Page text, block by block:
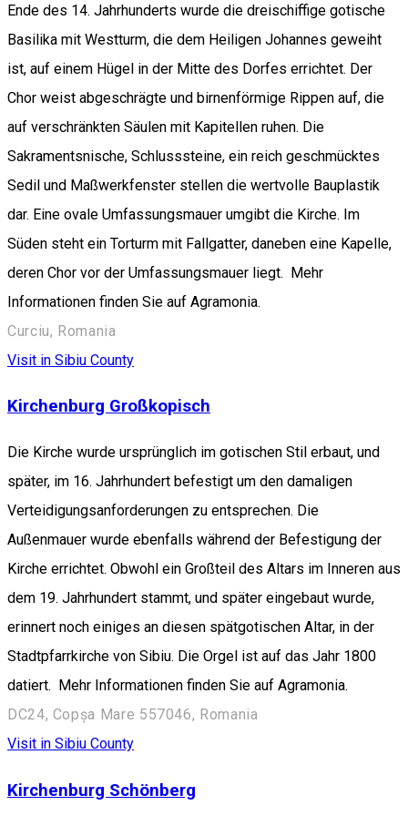
Ende des 14. Jahrhunderts wurde die dreischiffige gotische
Basilika mit Westturm, die dem Heiligen Johannes geweiht
ist, auf einem Hügel in der Mitte des Dorfes errichtet. Der
Chor weist abgeschrägte und birnenförmige Rippen auf, die
auf verschränkten Säulen mit Kapitellen ruhen. Die
Sakramentsnische, Schlusssteine, ein reich geschmücktes
Sedil und Maßwerkfenster stellen die wertvolle Bauplastik
dar. Eine ovale Umfassungsmauer umgibt die Kirche. Im
Süden steht ein Torturm mit Fallgatter, daneben eine Kapelle,
deren Chor vor der Umfassungsmauer liegt. Mehr
Informationen finden Sie auf Agramonia.
Curciu, Romania
Visit in Sibiu County
Kirchenburg Großkopisch
Die Kirche wurde ursprünglich im gotischen Stil erbaut, und
später, im 16. Jahrhundert befestigt um den damaligen
Verteidigungsanforderungen zu entsprechen. Die
Außenmauer wurde ebenfalls während der Befestigung der
Kirche errichtet. Obwohl ein Großteil des Altars im Inneren aus
dem 19. Jahrhundert stammt, und später eingebaut wurde,
erinnert noch einiges an diesen spätgotischen Altar, in der
Stadtpfarrkirche von Sibiu. Die Orgel ist auf das Jahr 1800
datiert. Mehr Informationen finden Sie auf Agramonia.
DC24, Copșa Mare 557046, Romania
Visit in Sibiu County
Kirchenburg Schönberg